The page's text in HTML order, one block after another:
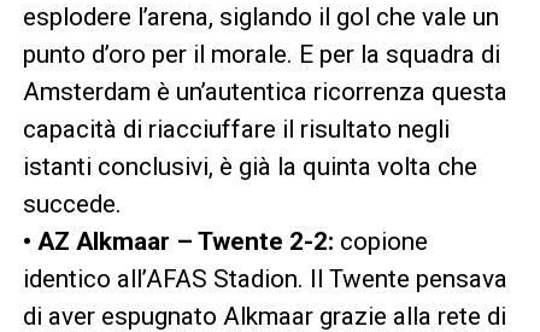
esplodere l’arena, siglando il gol che vale un
punto d’oro per il morale. E per la squadra di
Amsterdam è un’autentica ricorrenza questa
capacità di riacciuffare il risultato negli
istanti conclusivi, è già la quinta volta che
succede.
• AZ Alkmaar – Twente 2-2: copione
identico all’AFAS Stadion. Il Twente pensava
di aver espugnato Alkmaar grazie alla rete di